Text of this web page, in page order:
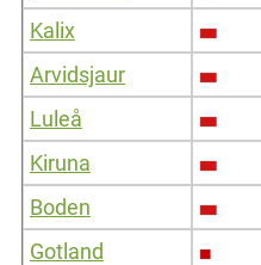
Kalix
Arvidsjaur
Luleå
Kiruna
Boden
Gotland